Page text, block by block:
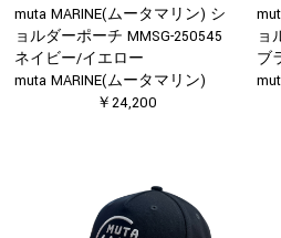
muta MARINE(ムータマリン) シ
ョルダーポーチ MMSG-250545
ネイビー/イエロー
muta MARINE(ムータマリン)
￥24,200
ョ
ブ